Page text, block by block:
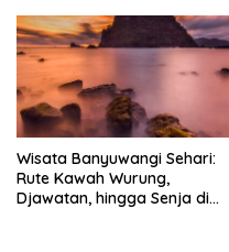
Wisata Banyuwangi Sehari:
Rute Kawah Wurung,
Djawatan, hingga Senja di